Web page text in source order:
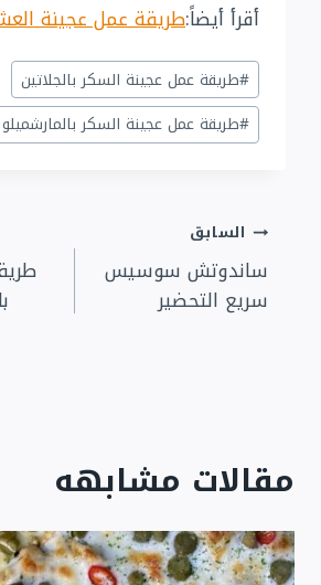
أقرأ أيضاً:طريقة عمل عجينة
وسوم
المقال:
#طريقة عمل عجينة السكر بالجلاتين
#طريقة عمل عجينة السكر بالمارشميلو
تصفّح
المقالات
السابق
ساندوتش سوسيس
سريع التحضير
مقالات مشابهه